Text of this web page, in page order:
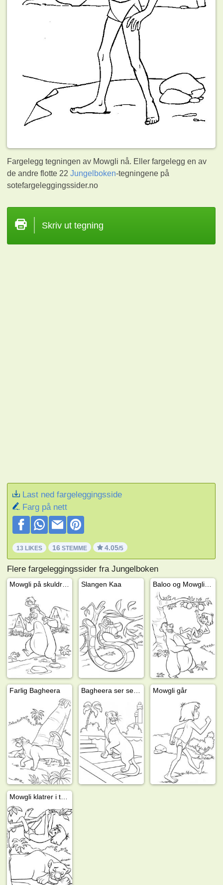
Fargelegg tegningen av Mowgli nå. Eller fargelegg en av
de andre flotte 22Jungelboken-tegningene på
sotefargeleggingssider.no
Skriv ut tegning
Last ned fargeleggingsside
Farg på nett
13 LIKES 16 STEMME 4.05/5
Flere fargeleggingssider fra Jungelboken
Slangen Kaa
Farlig Bagheera Mowgli går